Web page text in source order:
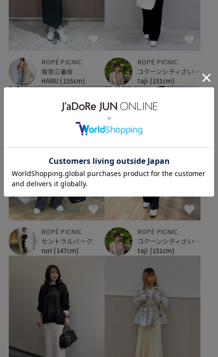
ROPÉ PICNIC
阪急三番街
HARU (155cm)
ROPÉ PICNIC
コクーンシティさいたま新都心
taji (151cm)
ROPÉ PICNIC
セントラルパーク
ruri (147cm)
ROPÉ PICNIC
コクーンシティさいたま新都心
taji (151cm)